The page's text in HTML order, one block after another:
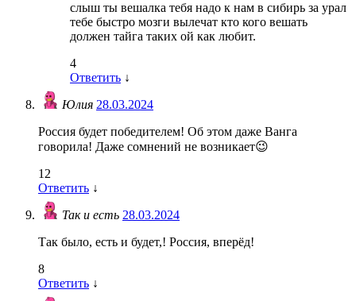
слыш ты вешалка тебя надо к нам в сибирь за урал
тебе быстро мозги вылечат кто кого вешать
должен тайга таких ой как любит.
4
Ответить ↓
Юлия 28.03.2024
Россия будет победителем! Об этом даже Ванга
говорила! Даже сомнений не возникает😉
12
Ответить ↓
Так и есть 28.03.2024
Так было, есть и будет,! Россия, вперёд!
8
Ответить ↓